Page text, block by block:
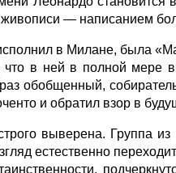
— написанием
в Милане, была
в ней в полной мере
обоб­щенный,
и обратил взор в
выверена. Группа
естественно